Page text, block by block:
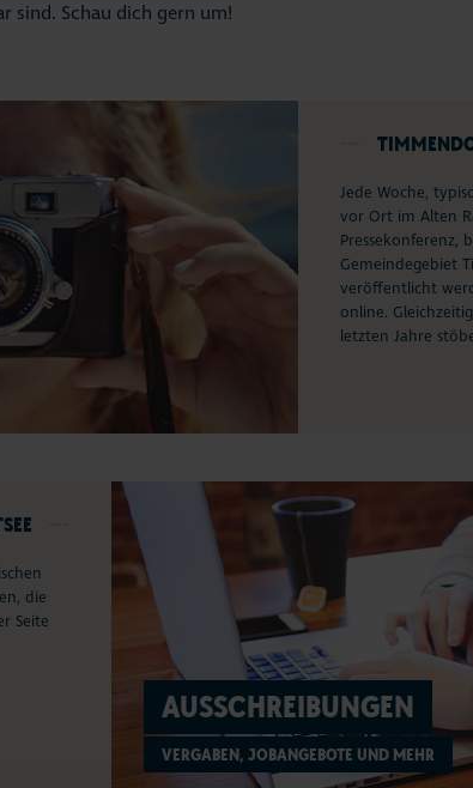
sind. Schau dich gern um!
Jede Woche,
vor Ort im Alten
Pressekonferenz,
Gemeindegebiet
veröffentlicht
online.
letzten Jahre
AUSSCHREIBUNGEN
VERGABEN, JOBANGEBOTE UND MEHR
die
Seite